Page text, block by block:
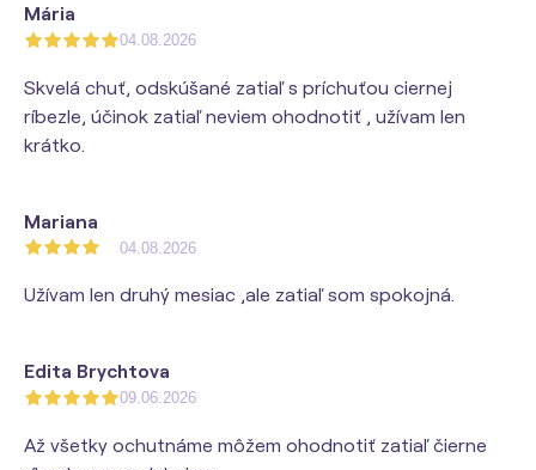
Mária
04.08.2026
Skvelá chuť, odskúšané zatiaľ s príchuťou ciernej
ríbezle, účinok zatiaľ neviem ohodnotiť , užívam len
krátko.
Mariana
04.08.2026
Užívam len druhý mesiac ,ale zatiaľ som spokojná.
Edita Brychtova
09.06.2026
Až všetky ochutnáme môžem ohodnotiť zatiaľ čierne